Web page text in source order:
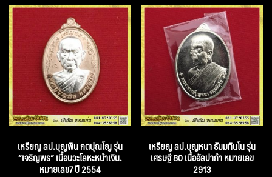
เหรียญ ลป.บุญพิน กตปุณโญ รุ่น
“เจริญพร” เนื้อนวะโลหะหน้าเงิน.
หมายเลข7 ปี 2554
เหรียญ ลป.บุญหนา ธัมมทินโน รุ่น
เศรษฐี 80 เนื้ออัลปาก้า หมายเลข
2913